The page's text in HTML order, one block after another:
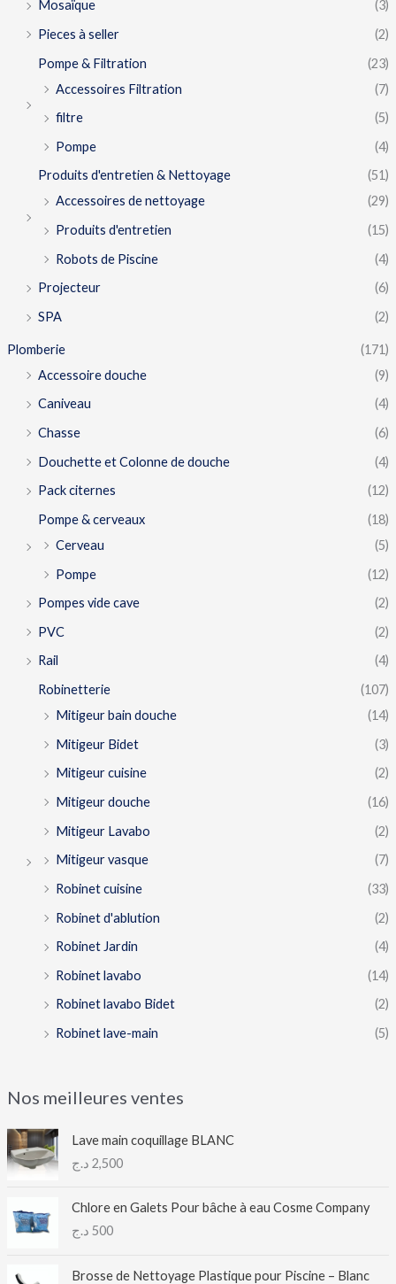
Mosaïque
(3)
Pieces à seller
(2)
Pompe & Filtration
(23)
Accessoires Filtration
(7)
filtre
(5)
Pompe
(4)
Produits d'entretien & Nettoyage
(51)
Accessoires de nettoyage
(29)
Produits d'entretien
(15)
Robots de Piscine
(4)
Projecteur
(6)
SPA
(2)
Plomberie
(171)
Accessoire douche
(9)
Caniveau
(4)
Chasse
(6)
Douchette et Colonne de douche
(4)
Pack citernes
(12)
Pompe & cerveaux
(18)
Cerveau
(5)
Pompe
(12)
Pompes vide cave
(2)
PVC
(2)
Rail
(4)
Robinetterie
(107)
Mitigeur bain douche
(14)
Mitigeur Bidet
(3)
Mitigeur cuisine
(2)
Mitigeur douche
(16)
Mitigeur Lavabo
(2)
Mitigeur vasque
(7)
Robinet cuisine
(33)
Robinet d'ablution
(2)
Robinet Jardin
(4)
Robinet lavabo
(14)
Robinet lavabo Bidet
(2)
Robinet lave-main
(5)
Nos meilleures ventes
Lave main coquillage BLANC
2,500 د.ج
Chlore en Galets Pour bâche à eau Cosme Company
500 د.ج
Brosse de Nettoyage Plastique pour Piscine – Blanc